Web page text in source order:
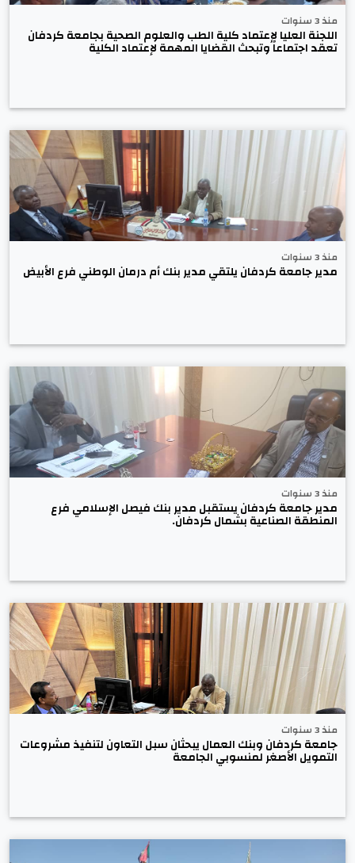
منذ 3 سنوات
اللجنة العليا لإعتماد كلية الطب والعلوم الصحية بجامعة كردفان
تعقد اجتماعاً وتبحث القضايا المهمة لإعتماد الكلية
منذ 3 سنوات
مدير جامعة كردفان يلتقي مدير بنك أم درمان الوطني فرع الأبيض
منذ 3 سنوات
مدير جامعة كردفان يستقبل مدير بنك فيصل الإسلامي فرع
المنطقة الصناعية بشمال كردفان.
منذ 3 سنوات
جامعة كردفان وبنك العمال يبحثان سبل التعاون لتنفيذ مشروعات
التمويل الأصغر لمنسوبي الجامعة